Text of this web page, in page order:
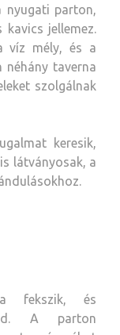
nyugati parton,
kavics jellemez.
víz mély, és a
néhány taverna
szolgálnak
keresik,
látványosak, a
fekszik, és
A parton